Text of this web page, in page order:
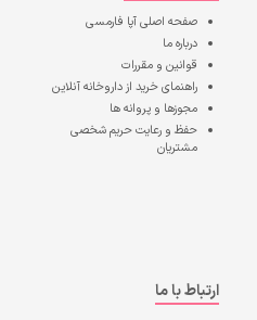
صفحه اصلیآپا فارمسی
درباره ما
قوانین و مقررات
راهنمای خرید از داروخانه آنلاین
مجوزها و پروانه ها
حفظ و رعایت حریم شخصی
مشتریان
ارتباط با ما